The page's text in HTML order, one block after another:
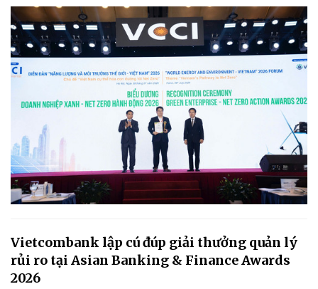
Vietcombank lập cú đúp giải thưởng quản lý
rủi ro tại Asian Banking & Finance Awards
2026